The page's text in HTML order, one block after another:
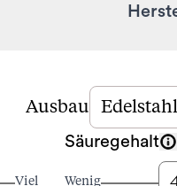
Ausbau
Viel
Säuregehalt
Wenig